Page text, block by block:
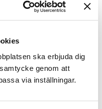
ska erbjuda dig
genom att
via inställningar.